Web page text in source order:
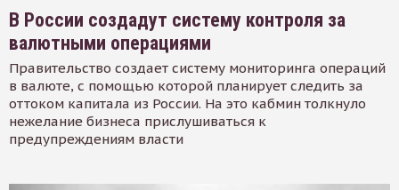
В России создадут систему контроля за
валютными операциями
Правительство создает систему мониторинга операций
в валюте, с помощью которой планирует следить за
оттоком капитала из России. На это кабмин толкнуло
нежелание бизнеса прислушиваться к
предупреждениям власти